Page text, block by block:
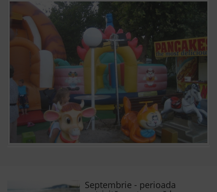
Septembrie - perioada